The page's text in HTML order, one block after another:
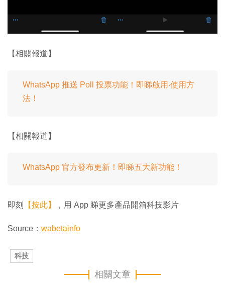
【相關報道】
WhatsApp 推送 Poll 投票功能！即睇啟用‧使用方
法！
【相關報道】
WhatsApp 官方發布更新！即睇五大新功能！
即刻 【按此】 ，用 App 睇更多產品開箱科技影片
Source： wabetainfo
科技
相關文章